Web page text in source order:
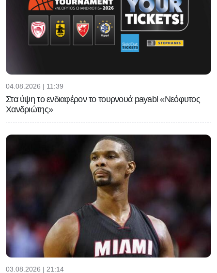
04.08.2026 | 11:39
Στα ύψη το ενδιαφέρον το τουρνουά payabl «Νεόφυτος
Χανδριώτης»
03.08.2026 | 21:14